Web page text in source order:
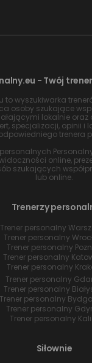
- Twój
to wyszukiwarka
osoby szukające
lokalnie oraz
specjalizacji, opinii i
trenera
online,
szukających
lub online.
Trenerzy
Trener personalny
Trener personalny
Trener personalny
Trener personalny
Trener personalny
Trener personalny
Trener personalny
Trener personalny
Trener personalny
Trener personalny
Siłownie